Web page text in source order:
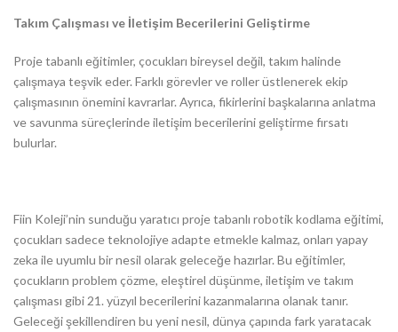
Takım Çalışması ve İletişim Becerilerini Geliştirme
Proje tabanlı eğitimler, çocukları bireysel değil, takım halinde
çalışmaya teşvik eder. Farklı görevler ve roller üstlenerek ekip
çalışmasının önemini kavrarlar. Ayrıca, fikirlerini başkalarına anlatma
ve savunma süreçlerinde iletişim becerilerini geliştirme fırsatı
bulurlar.
Fiin Koleji’nin sunduğu yaratıcı proje tabanlı robotik kodlama eğitimi,
çocukları sadece teknolojiye adapte etmekle kalmaz, onları yapay
zeka ile uyumlu bir nesil olarak geleceğe hazırlar. Bu eğitimler,
çocukların problem çözme, eleştirel düşünme, iletişim ve takım
çalışması gibi 21. yüzyıl becerilerini kazanmalarına olanak tanır.
Geleceği şekillendiren bu yeni nesil, dünya çapında fark yaratacak